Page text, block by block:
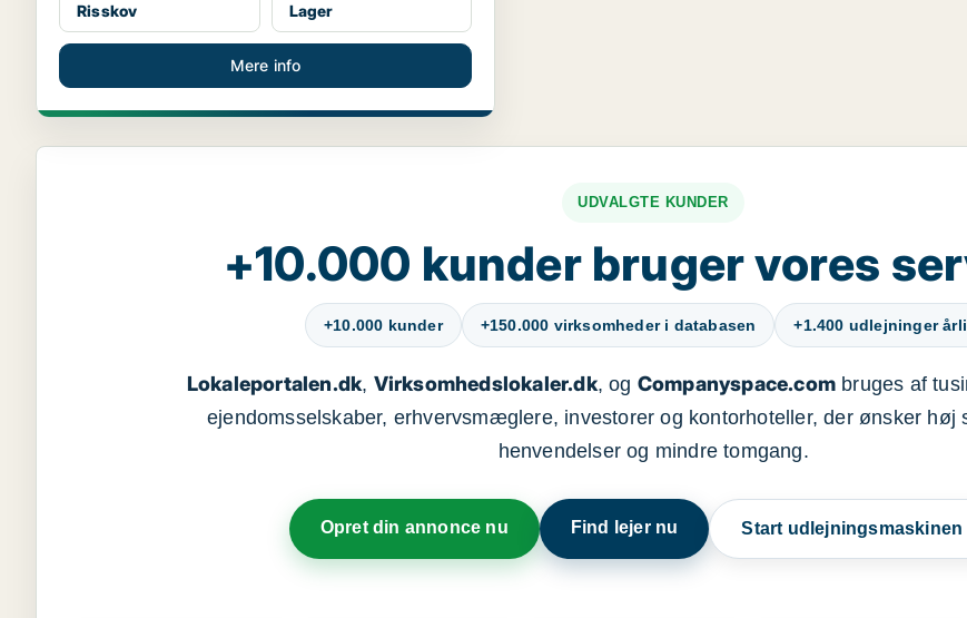
Risskov
Lager
Mere info
UDVALGTE KUNDER
+10.000 kunder bruger vores
+10.000 kunder +150.000 virksomheder i databasen +1.400 udlejninger
Lokaleportalen.dk, Virksomhedslokaler.dk, og Companyspace.combruges af
ejendomsselskaber, erhvervsmæglere, investorer og kontorhoteller, der ønsker høj
henvendelser og mindre tomgang.
Opret din annonce nu Find lejer nu Start